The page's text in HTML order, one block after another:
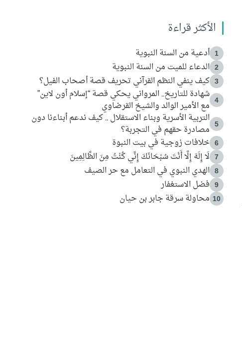
الأكثر قراءة
1 أدعية من السنة النبوية
2 الدعاء للميت من السنة النبوية
3 كيف ينفي النظم القرآني تحريف قصة أصحاب الفيل؟
4
شهادة للتاريخ.. المرواني يحكي قصة “إسلام أون لاين”
مع الأمير الوالد والشيخ القرضاوي
5
التربية الأسرية وبناء الاستقلال .. كيف ندعم أبناءنا دون
مصادرة حقهم في التجربة؟
6 خلافات زوجية في بيت النبوة
7 لَا إِلَهَ إِلَّا أَنْتَ سُبْحَانَكَ إِنِّي كُنْتُ مِنَ الظَّالِمِينَ
8 الهدي النبوي في التعامل مع حر الصيف
9 فضل الاستغفار
10 محاولة سرقة جابر بن حيان